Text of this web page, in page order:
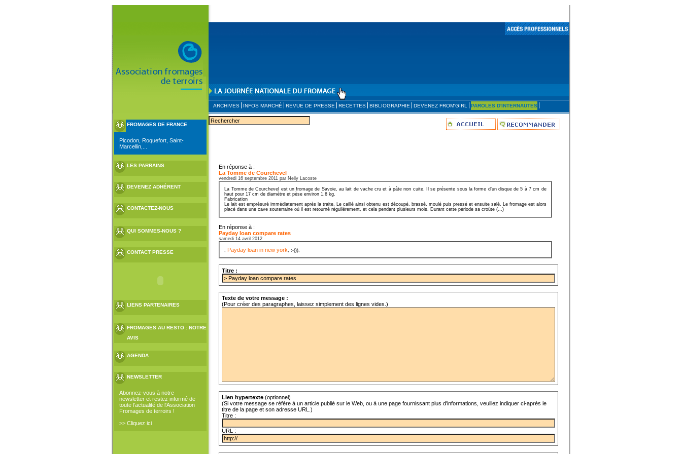
ARCHIVES INFOS MARCHÉ REVUE DE PRESSE RECETTES BIBLIOGRAPHIE DEVENEZ FROM'GIRL PAROLES D'INTERNAUTES
FROMAGES DE FRANCE
Picodon, Roquefort, Saint-
Marcellin,...
LES PARRAINS
DEVENEZ ADHÉRENT
CONTACTEZ-NOUS
QUI SOMMES-NOUS ?
CONTACT PRESSE
LIENS PARTENAIRES
FROMAGES AU RESTO : NOTRE
AVIS
AGENDA
NEWSLETTER
Abonnez-vous à notre
newsletter et restez informé de
toute l'actualité de l'Association
Fromages de terroirs !
>> Cliquez ici
En réponse à :
La Tomme de Courchevel
vendredi 16 septembre 2011 par Nelly Lacoste
La Tomme de Courchevel est un fromage de Savoie, au lait de vache cru et à pâte non cuite. Il se présente sous la forme d’un disque de 5 à 7 cm de
haut pour 17 cm de diamètre et pèse environ 1,6 kg.
Fabrication
Le lait est emprésuré immédiatement après la traite. Le caillé ainsi obtenu est découpé, brassé, moulé puis pressé et ensuite salé. Le fromage est alors
placé dans une cave souterraine où il est retourné régulièrement, et cela pendant plusieurs mois. Durant cette période sa croûte (...)
En réponse à :
Payday loan compare rates
samedi 14 avril 2012
, Payday loan in new york, :-))),
Titre :
Texte de votre message :
(Pour créer des paragraphes, laissez simplement des lignes vides.)
Lien hypertexte (optionnel)
(Si votre message se réfère à un article publié sur le Web, ou à une page fournissant plus d'informations, veuillez indiquer ci-après le
titre de la page et son adresse URL.)
Titre :
URL :